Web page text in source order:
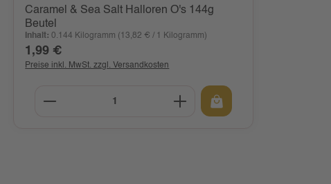
um die Anzahl zu erhöhen oder
Wert ein oder benutze die
Caramel & Sea Salt Halloren O's 144g
Beutel
Inhalt:0.144 Kilogramm (13,82 € / 1 Kilogramm)
Regulärer Preis:
1,99 €
Preise inkl. MwSt. zzgl. Versandkosten
Produkt Anzahl: Gib den gewünschten